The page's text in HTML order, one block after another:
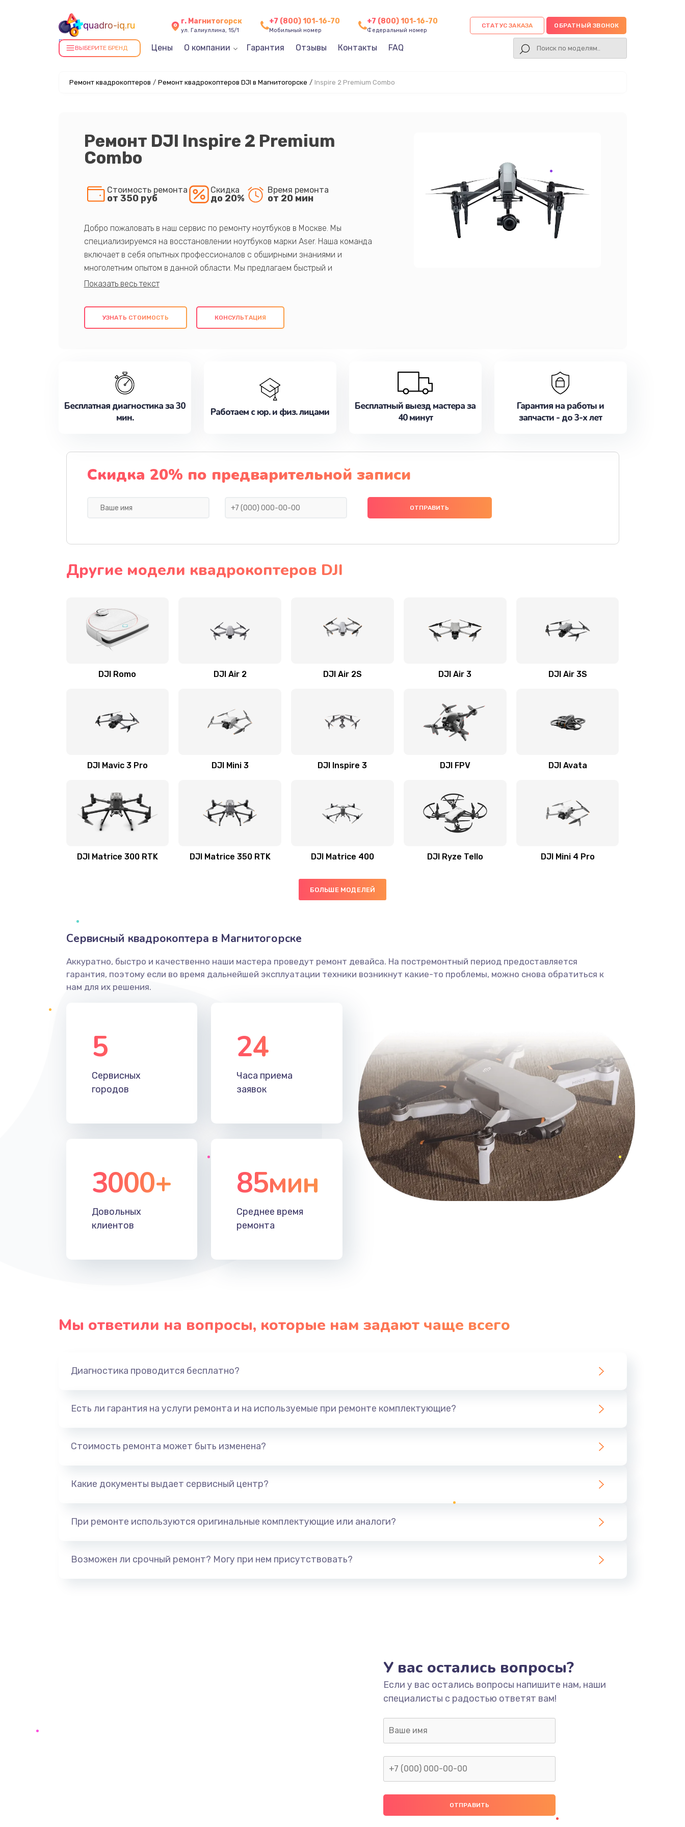
quadro-iq.ru
Ремонт квадрокоптеров в
Магнитогорске
г. Магнитогорск
ул. Галиуллина, 15/1
+7 (800) 101-16-70
Мобильный номер
+7 (800) 101-16-70
Федеральный номер
СТАТУС ЗАКАЗА ОБРАТНЫЙ ЗВОНОК
ВЫБЕРИТЕ БРЕНД Цены О компании Гарантия Отзывы Контакты FAQ
Ремонт квадрокоптеров / Ремонт квадрокоптеров DJI в Магнитогорске / Inspire 2 Premium Combo
Ремонт DJI Inspire 2 Premium
Combo
Стоимость ремонта
от 350 руб
Скидка
до 20%
Время ремонта
от 20 мин
Добро пожаловать в наш сервис по ремонту ноутбуков в Москве. Мы
специализируемся на восстановлении ноутбуков марки Aser. Наша команда
включает в себя опытных профессионалов с обширными знаниями и
многолетним опытом в данной области. Мы предлагаем быстрый и
качественный ремонт с использованием оригинальных компонентов, а также
клиентам надежное и профессиональное обслуживание, удовлетворяя их
потребности наилучшим образом. Не медлите записаться на ремонт уже
УЗНАТЬ СТОИМОСТЬ КОНСУЛЬТАЦИЯ
Бесплатная диагностика за 30
мин.
Работаем с юр. и физ. лицами
Бесплатный выезд мастера за
40 минут
Гарантия на работы и
запчасти - до 3-х лет
Скидка 20% по предварительной записи
Другие модели квадрокоптеров DJI
DJI Romo DJI Air 2 DJI Air 2S DJI Air 3 DJI Air 3S
DJI Mavic 3 Pro DJI Mini 3 DJI Inspire 3 DJI FPV DJI Avata
DJI Matrice 300 RTK DJI Matrice 350 RTK DJI Matrice 400 DJI Ryze Tello DJI Mini 4 Pro
БОЛЬШЕ МОДЕЛЕЙ
Сервисный квадрокоптера в Магнитогорске
Аккуратно, быстро и качественно наши мастера проведут ремонт девайса. На постремонтный период предоставляется
гарантия, поэтому если во время дальнейшей эксплуатации техники возникнут какие-то проблемы, можно снова обратиться к
нам для их решения.
5
Сервисных
городов
24
Часа приема
заявок
3000+
Довольных
клиентов
85мин
Среднее время
ремонта
Мы ответили на вопросы, которые нам задают чаще всего
Диагностика проводится бесплатно?
Есть ли гарантия на услуги ремонта и на используемые при ремонте комплектующие?
Стоимость ремонта может быть изменена?
Какие документы выдает сервисный центр?
При ремонте используются оригинальные комплектующие или аналоги?
Возможен ли срочный ремонт? Могу при нем присутствовать?
У вас остались вопросы?
Если у вас остались вопросы напишите нам, наши
специалисты с радостью ответят вам!